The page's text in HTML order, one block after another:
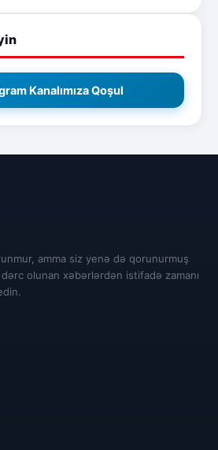
Kanalımıza Qoşul
amma siz yenə də qorunurmuş
olunan xəbərlərdən istifadə zamanı